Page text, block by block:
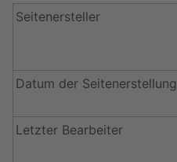
Seitenersteller
Datum der Seitenerstellung
Letzter Bearbeiter